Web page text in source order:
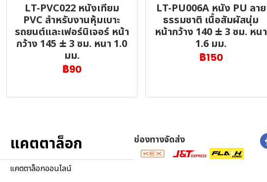
LT-PVC022 หนังเทียม
PVC สำหรับงานหุ้มเบาะ
รถยนต์และเฟอร์นิเจอร์ หน้า
กว้าง 145 ± 3 ซม. หนา 1.0
มม.
฿90
LT-PU006A หนัง PU ลาย
ธรรมชาติ เนื้อสัมผัสนุ่ม
หน้ากว้าง 140 ± 3 ซม. หนา
1.6 มม.
฿150
แคตตาล็อก
แคตตาล็อกออนไลน์
ช่องทางจัดส่ง